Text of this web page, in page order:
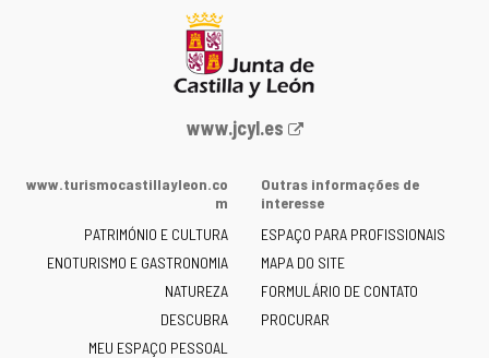
Portal
Junta
Castilla
y
León
-
www.jcyl.es
www.turismocastillayleon.co
m
PATRIMÓNIO E CULTURA
ENOTURISMO E GASTRONOMIA
NATUREZA
DESCUBRA
MEU ESPAÇO PESSOAL
Outras informações de
interesse
ESPAÇO PARA PROFISSIONAIS
MAPA DO SITE
FORMULÁRIO DE CONTATO
PROCURAR